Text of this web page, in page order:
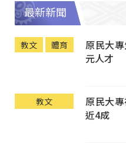
最新新聞
教文 體育
原民大
元人才
教文
原民大
近4成